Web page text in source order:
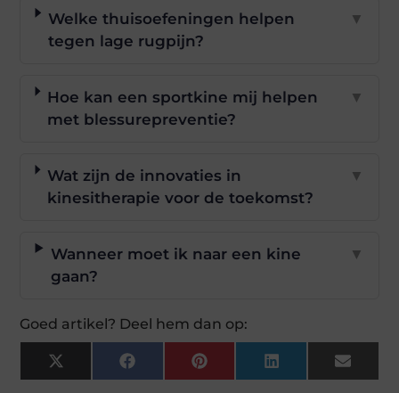
Welke thuisoefeningen helpen
tegen lage rugpijn?
▼
Hoe kan een sportkine mij helpen
met blessurepreventie?
▼
Wat zijn de innovaties in
kinesitherapie voor de toekomst?
▼
Wanneer moet ik naar een kine
gaan?
▼
Goed artikel? Deel hem dan op:
X
(Twitter)
FacebookPinterestLinkedInEmail